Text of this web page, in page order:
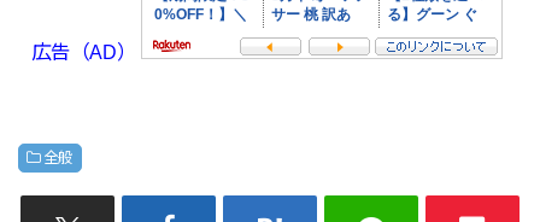
広告（AD）
全般